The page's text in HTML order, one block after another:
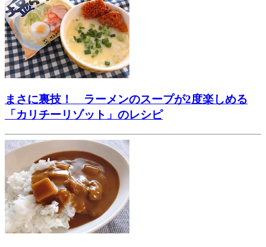
まさに裏技！ ラーメンのスープが2度楽しめる
「カリチーリゾット」のレシピ